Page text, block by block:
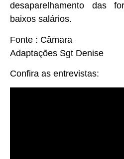
desaparelhamento das
baixos salários.
Fonte : Câmara
Adaptações Sgt Denise
Confira as entrevistas: